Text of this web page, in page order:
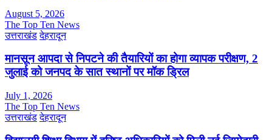
August 5, 2026
The Top Ten News
उत्तराखंड देहरादून
मानसून आपदा से निपटने की तैयारियों का होगा व्यापक परीक्षण, 2
जुलाई को जनपद के सात स्थानों पर मॉक ड्रिल
July 1, 2026
The Top Ten News
उत्तराखंड देहरादून